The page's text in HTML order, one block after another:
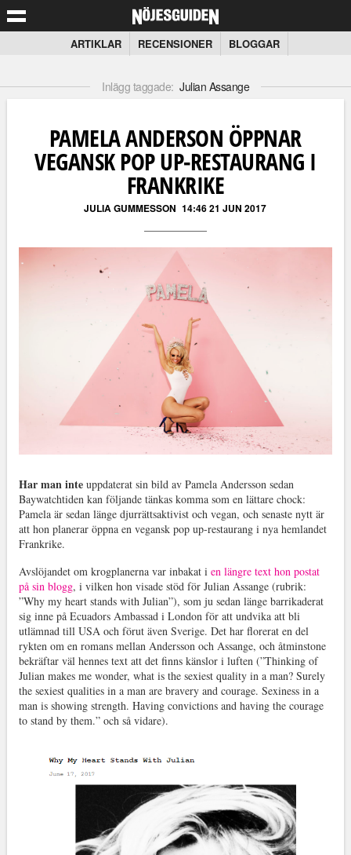
ARTIKLAR RECENSIONER BLOGGAR
Inlägg taggade: Julian Assange
PAMELA ANDERSON ÖPPNAR
VEGANSK POP UP-RESTAURANG I
FRANKRIKE
JULIA GUMMESSON 14:46 21 JUN 2017
Har man inteuppdaterat sin bild av Pamela Andersson sedan
Baywatchtiden kan följande tänkas komma som en lättare chock:
Pamela är sedan länge djurrättsaktivist och vegan, och senaste nytt är
att hon planerar öppna en vegansk pop up-restaurang i nya hemlandet
Frankrike.
Avslöjandet om krogplanerna var inbakat i en längre text hon postat
på sin blogg, i vilken hon visade stöd för Julian Assange (rubrik:
”Why my heart stands with Julian”), som ju sedan länge barrikaderat
sig inne på Ecuadors Ambassad i London för att undvika att bli
utlämnad till USA och förut även Sverige. Det har florerat en del
rykten om en romans mellan Andersson och Assange, och åtminstone
bekräftar väl hennes text att det finns känslor i luften (”Thinking of
Julian makes me wonder, what is the sexiest quality in a man? Surely
the sexiest qualities in a man are bravery and courage. Sexiness in a
man is showing strength. Having convictions and having the courage
to stand by them.” och så vidare).